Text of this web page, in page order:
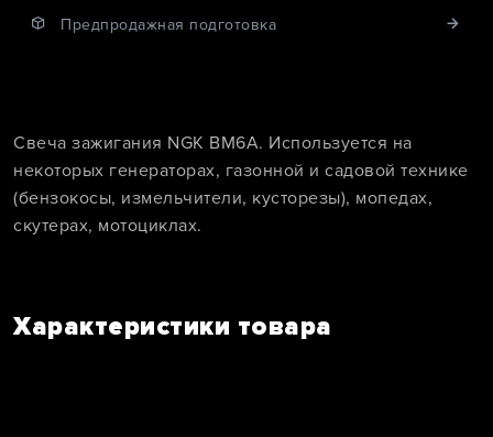
Предпродажная подготовка
Свеча зажигания NGK BM6A. Используется на
некоторых генераторах, газонной и садовой технике
(бензокосы, измельчители, кусторезы), мопедах,
скутерах, мотоциклах.
Характеристики товара